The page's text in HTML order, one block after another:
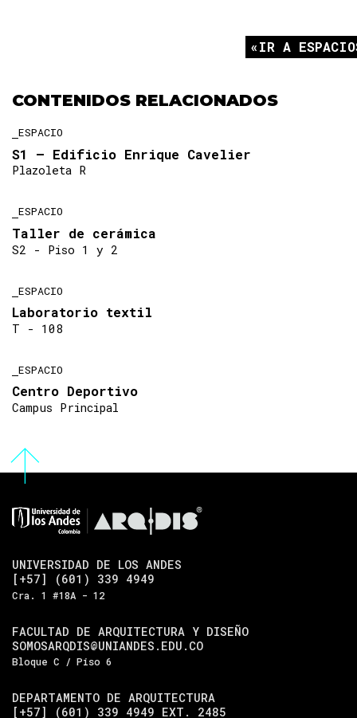
IR A
CONTENIDOS RELACIONADOS
ESPACIO
S1 – Edificio Enrique Cavelier
Plazoleta R
ESPACIO
Taller de cerámica
S2 - Piso 1 y 2
ESPACIO
Laboratorio textil
T - 108
ESPACIO
Centro Deportivo
Campus Principal
UNIVERSIDAD DE LOS ANDES
[+57] (601) 339 4949
Cra. 1 #18A - 12
FACULTAD DE ARQUITECTURA Y DISEÑO
SOMOSARQDIS@UNIANDES.EDU.CO
Bloque C / Piso 6
DEPARTAMENTO DE ARQUITECTURA
[+57] (601) 339 4949 EXT. 2485